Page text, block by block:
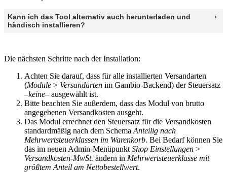
Kann ich das Tool alternativ auch herunterladen und
händisch installieren?
Die nächsten Schritte nach der Installation:
Achten Sie darauf, dass für alle installierten Versandarten
(Module > Versandarten im Gambio-Backend) der Steuersatz
–keine– ausgewählt ist.
Bitte beachten Sie außerdem, dass das Modul von brutto
angegebenen Versandkosten ausgeht.
Das Modul errechnet den Steuersatz für die Versandkosten
standardmäßig nach dem Schema Anteilig nach
Mehrwertsteuerklassen im Warenkorb. Bei Bedarf können Sie
das im neuen Admin-Menüpunkt Shop Einstellungen >
Versandkosten-MwSt. ändern in Mehrwertsteuerklasse mit
größtem Anteil am Nettobestellwert.